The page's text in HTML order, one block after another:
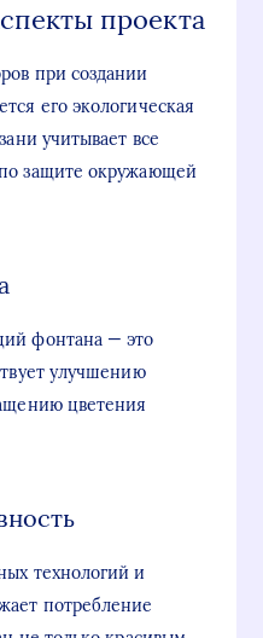
проекта
при создании
его экологическая
учитывает все
защите окружающей
фонтана — это
улучшению
цветения
технологий и
потребление